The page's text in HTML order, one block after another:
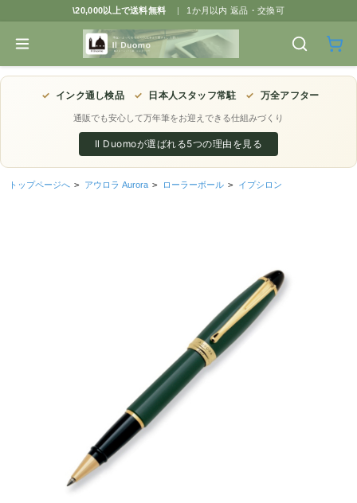
\20,000以上で送料無料 | 1か月以内 返品・交換可
✓ インク通し検品 ✓ 日本人スタッフ常駐 ✓ 万全アフター
通販でも安心して万年筆をお迎えできる仕組みづくり
Il Duomoが選ばれる5つの理由を見る
トップページへ > アウロラ Aurora > ローラーボール > イプシロン